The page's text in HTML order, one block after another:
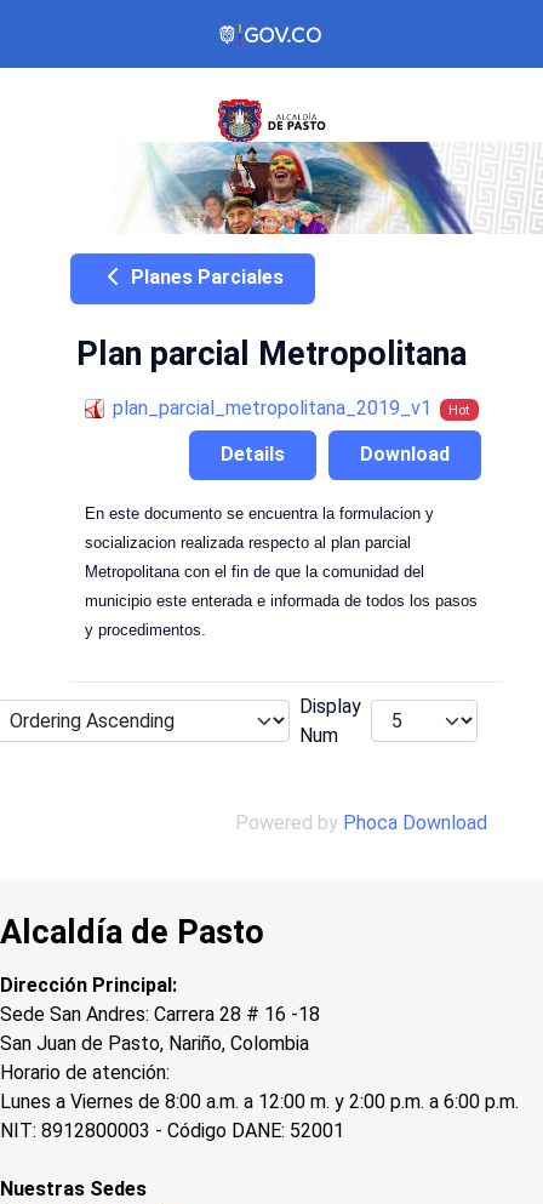
Planes Parciales
Plan parcial Metropolitana
plan_parcial_metropolitana_2019_v1 Hot
Download
Details
En este documento se encuentra la formulacion y
socializacion realizada respecto al plan parcial
Metropolitana con el fin de que la comunidad del
municipio este enterada e informada de todos los pasos
y procedimentos.
Display
Num
Powered by Phoca Download
Alcaldía de Pasto
Dirección Principal:
Sede San Andres: Carrera 28 # 16 -18
San Juan de Pasto, Nariño, Colombia
Horario de atención:
Lunes a Viernes de 8:00 a.m. a 12:00 m. y 2:00 p.m. a 6:00 p.m.
NIT: 8912800003 - Código DANE: 52001
Nuestras Sedes